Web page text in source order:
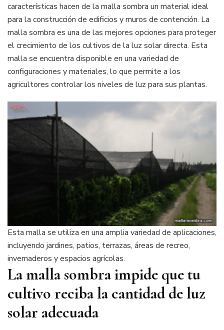
características hacen de la malla sombra un material ideal
para la construcción de edificios y muros de contención. La
malla sombra es una de las mejores opciones para proteger
el crecimiento de los cultivos de la luz solar directa. Esta
malla se encuentra disponible en una variedad de
configuraciones y materiales, lo que permite a los
agricultores controlar los niveles de luz para sus plantas.
Esta malla se utiliza en una amplia variedad de aplicaciones,
incluyendo jardines, patios, terrazas, áreas de recreo,
invernaderos y espacios agrícolas.
La malla sombra impide que tu
cultivo reciba la cantidad de luz
solar adecuada